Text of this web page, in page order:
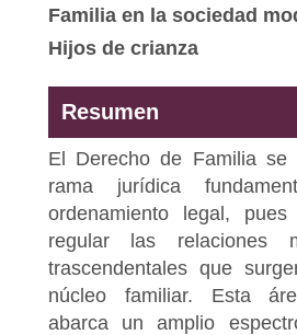
Familia en la sociedad
Hijos de crianza
Resumen
El Derecho de Familia se
rama jurídica
ordenamiento legal,
regular las relaciones
trascendentales que
núcleo familiar. Esta
abarca un amplio